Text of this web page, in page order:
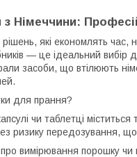
Німеччини:
які економлять час,
— це ідеальний вибір
засоби, що втілюють
для прання?
чи таблетці
ризику передозування,
вимірювання порошку чи